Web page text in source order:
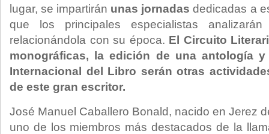
lugar, se impartirán unas jornadas dedicadas a
que los principales especialistas
relacionándola con su época. El Circuito
monográficas, la edición de una antología
Internacional del Libro serán otras
de este gran escritor.
José Manuel Caballero Bonald, nacido en Jerez
uno de los miembros más destacados de la